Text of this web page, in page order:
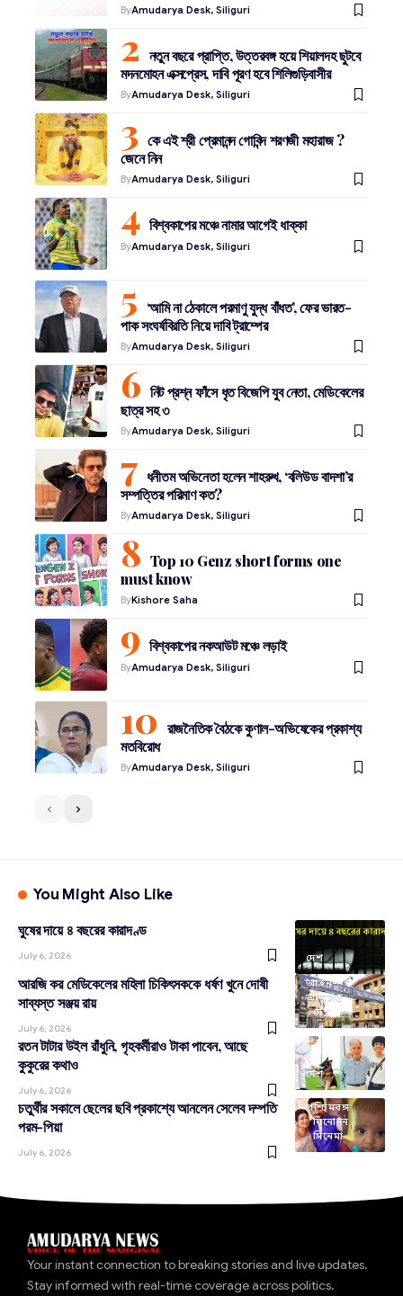
ByAmudarya Desk, Siliguri
নতুন বছরে প্রাপ্তি, উত্তরবঙ্গ হয়ে শিয়ালদহ ছুটবে
মদনমোহন এক্সপ্রেস, দাবি পূরণ হবে শিলিগুড়িবাসীর
ByAmudarya Desk, Siliguri
কে এই শ্রী প্রেমানন্দ গোবিন্দ শরণজী মহারাজ ?
জেনে নিন
ByAmudarya Desk, Siliguri
বিশ্বকাপের মঞ্চে নামার আগেই ধাক্কা
ByAmudarya Desk, Siliguri
‘আমি না ঠেকালে পরমাণু যুদ্ধ বাঁধত’, ফের ভারত-
পাক সংঘর্ষবিরতি নিয়ে দাবি ট্রাম্পের
ByAmudarya Desk, Siliguri
নিট প্রশ্ন ফাঁসে ধৃত বিজেপি যুব নেতা, মেডিকেলের
ছাত্র সহ ৩
ByAmudarya Desk, Siliguri
ধনীতম অভিনেতা হলেন শাহরুখ, ‘বলিউড বাদশা’র
সম্পত্তির পরিমাণ কত?
ByAmudarya Desk, Siliguri
Top 10 Genz short forms one
must know
ByKishore Saha
বিশ্বকাপের নকআউট মঞ্চে লড়াই
ByAmudarya Desk, Siliguri
রাজনৈতিক বৈঠকে কুণাল-অভিষেকের প্রকাশ্য
মতবিরোধ
ByAmudarya Desk, Siliguri
You Might Also Like
দেশ
ঘুষের দায়ে ৪ বছরের কারাদণ্ড
July 6, 2026
আইন-
আদালত
দেশ
আরজি কর মেডিকেলের মহিলা চিকিৎসককে ধর্ষণ খুনে দোষী
সাব্যস্ত সঞ্জয় রায়
July 6, 2026
দেশ
রতন টাটার উইল রাঁধুনি, গৃহকর্মীরাও টাকা পাবেন, আছে
কুকুরের কথাও
July 6, 2026
পশ্চিমবঙ্গ
বিনোদন
সিনেমা
চতুর্থীর সকালে ছেলের ছবি প্রকাশ্যে আনলেন সেলেব দম্পতি
পরম-পিয়া
July 6, 2026
Your instant connection to breaking stories and live updates.
Stay informed with real-time coverage across politics,